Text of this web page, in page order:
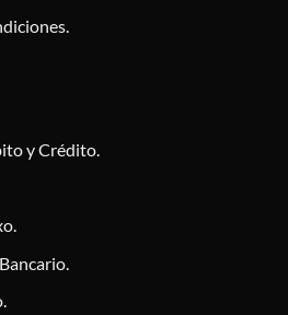
y Crédito.